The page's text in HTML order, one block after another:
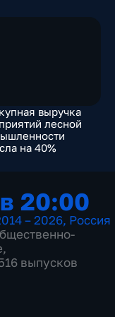
выручка
лесной
на 40%
20:00
– 2026, Россия
,
выпусков